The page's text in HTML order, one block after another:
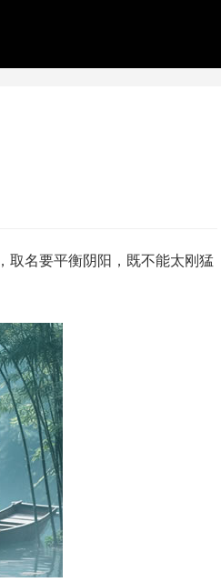
取名要平衡阴阳，既不能太刚猛